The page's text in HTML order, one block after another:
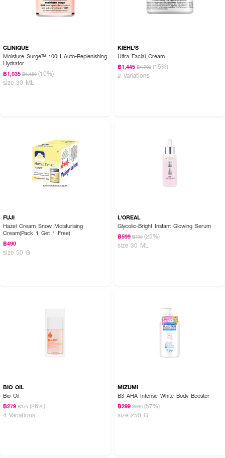
CLINIQUE
Moisture Surge™ 100H Auto-Replenishing
Hydrator
฿1,035 ฿1,150 (10%)
size 30 ML
KIEHL'S
Ultra Facial Cream
฿1,445 ฿1,700 (15%)
2 Variations
FUJI
Hazel Cream Snow Moisturising
Cream(Pack 1 Get 1 Free)
฿490
size 50 G
L'OREAL
Glycolic-Bright Instant Glowing Serum
฿599 ฿799 (25%)
size 30 ML
BIO OIL
Bio Oil
฿279 ฿375 (26%)
4 Variations
MIZUMI
B3 AHA Intense White Body Booster
฿299 ฿690 (57%)
size 250 G